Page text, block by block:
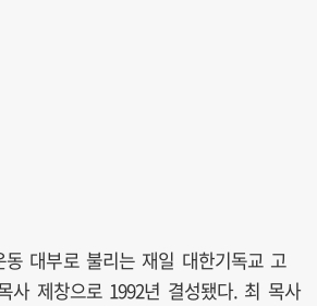
동 대부로 불리는 재일 대한기독교 고
사 제창으로 1992년 결성됐다. 최 목사